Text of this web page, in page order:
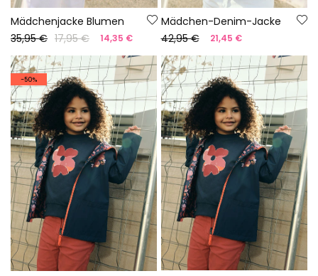
Mädchenjacke Blumen
35,95 € 17,95 € 14,35 €
Mädchen-Denim-Jacke
42,95 €
21,45 €
-50%